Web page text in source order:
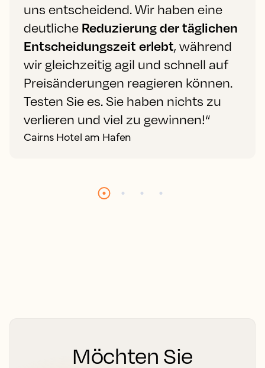
uns entscheidend. Wir haben eine
deutliche Reduzierung der täglichen
Entscheidungszeit erlebt, während
wir gleichzeitig agil und schnell auf
Preisänderungen reagieren können.
Testen Sie es. Sie haben nichts zu
verlieren und viel zu gewinnen!“
Cairns Hotel am Hafen
Möchten Sie